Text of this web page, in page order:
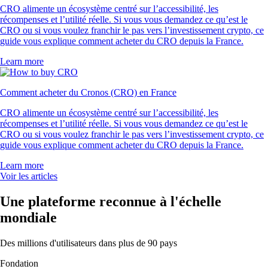
CRO alimente un écosystème centré sur l’accessibilité, les
récompenses et l’utilité réelle. Si vous vous demandez ce qu’est le
CRO ou si vous voulez franchir le pas vers l’investissement crypto, ce
guide vous explique comment acheter du CRO depuis la France.
Learn more
Comment acheter du Cronos (CRO) en France
CRO alimente un écosystème centré sur l’accessibilité, les
récompenses et l’utilité réelle. Si vous vous demandez ce qu’est le
CRO ou si vous voulez franchir le pas vers l’investissement crypto, ce
guide vous explique comment acheter du CRO depuis la France.
Learn more
Voir les articles
Une plateforme reconnue à l'échelle
mondiale
Des millions d'utilisateurs dans plus de 90 pays
Fondation